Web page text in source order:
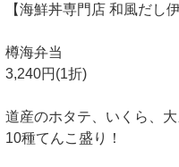
【海鮮丼専門店 和風だし
樽海弁当
3,240円(1折)
道産のホタテ、いくら、
10種てんこ盛り！